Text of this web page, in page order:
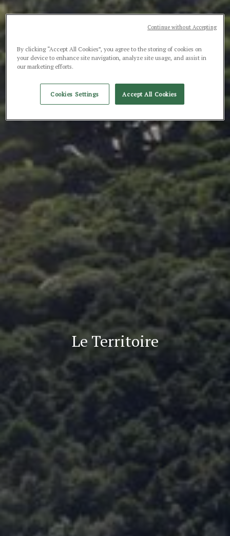
Le Territoire
By clicking “Accept All Cookies”, you agree to the storing of cookies on
your device to enhance site navigation, analyze site usage, and assist in
our marketing efforts.
Cookies Settings Accept All Cookies
Continue without Accepting